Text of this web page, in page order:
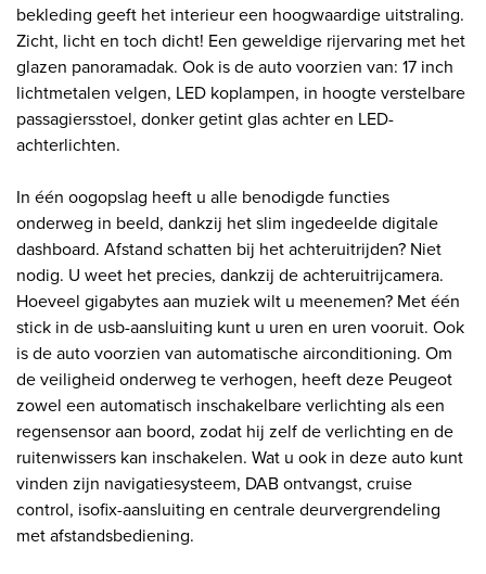
bekleding geeft het interieur een hoogwaardige uitstraling.
Zicht, licht en toch dicht! Een geweldige rijervaring met het
glazen panoramadak. Ook is de auto voorzien van: 17 inch
lichtmetalen velgen, LED koplampen, in hoogte verstelbare
passagiersstoel, donker getint glas achter en LED-
achterlichten.
In één oogopslag heeft u alle benodigde functies
onderweg in beeld, dankzij het slim ingedeelde digitale
dashboard. Afstand schatten bij het achteruitrijden? Niet
nodig. U weet het precies, dankzij de achteruitrijcamera.
Hoeveel gigabytes aan muziek wilt u meenemen? Met één
stick in de usb-aansluiting kunt u uren en uren vooruit. Ook
is de auto voorzien van automatische airconditioning. Om
de veiligheid onderweg te verhogen, heeft deze Peugeot
zowel een automatisch inschakelbare verlichting als een
regensensor aan boord, zodat hij zelf de verlichting en de
ruitenwissers kan inschakelen. Wat u ook in deze auto kunt
vinden zijn navigatiesysteem, DAB ontvangst, cruise
control, isofix-aansluiting en centrale deurvergrendeling
met afstandsbediening.